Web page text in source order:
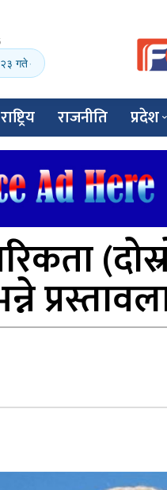
गते ·
राष्ट्रिय राजनीति प्रदेश